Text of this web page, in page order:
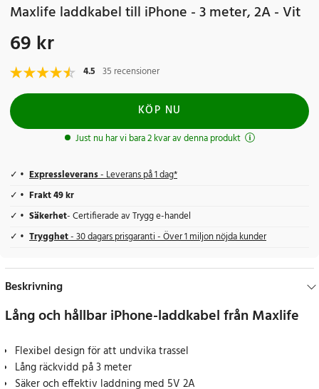
Maxlife laddkabel till iPhone - 3 meter, 2A - Vit
Pris: 69 kr
69 kr
4.5 35 recensioner
KÖP NU
Just nu har vi bara 2 kvar av denna produkt
Expressleverans- Leverans på 1 dag*
Frakt 49 kr
Säkerhet- Certifierade av Trygg e-handel
Trygghet- 30 dagars prisgaranti - Över 1 miljon nöjda kunder
Beskrivning
Lång och hållbar iPhone-laddkabel från Maxlife
Flexibel design för att undvika trassel
Lång räckvidd på 3 meter
Säker och effektiv laddning med 5V 2A